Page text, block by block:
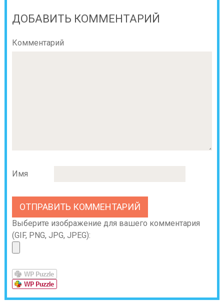
ДОБАВИТЬ КОММЕНТАРИЙ
Комментарий
Имя
Выберите изображение для вашего комментария
(GIF, PNG, JPG, JPEG):